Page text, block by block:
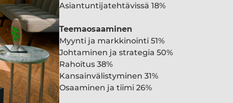
Asiantuntijatehtävissä 18%
Teemaosaaminen
Myynti ja markkinointi 51%
Johtaminen ja strategia 50%
Rahoitus 38%
Kansainvälistyminen 31%
Osaaminen ja tiimi 26%